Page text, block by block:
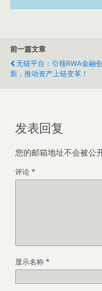
前一篇文章
无链平台：引领RWA金融创
新，推动资产上链变革！
发表回复
您的邮箱地址不会被公开
评论 *
显示名称 *